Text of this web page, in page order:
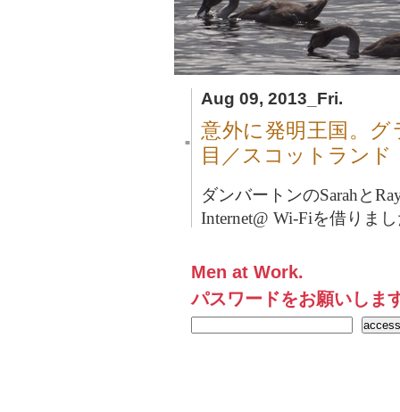
Aug 09, 2013_Fri.
■
意外に発明王国。
目／スコットランド
ダンバートンのSarahと
Internet@ Wi-Fiを借りま
Men at Work.
パスワードをお願いしま